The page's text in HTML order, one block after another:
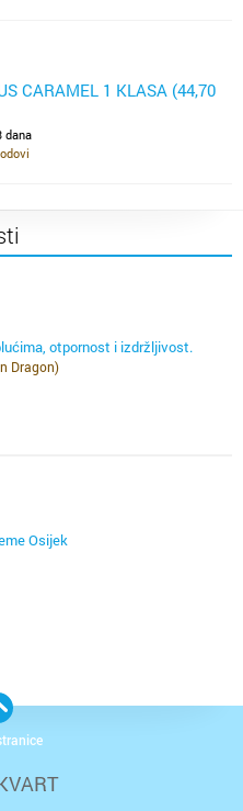
CARAMEL 1 KLASA (44,70
dana
otpornost i izdržljivost.
Dragon)
Osijek